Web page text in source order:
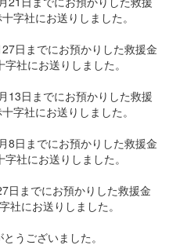
字社にお送りしました。
日までにお預かりした救援金
社にお送りしました。
13日までにお預かりした救援
字社にお送りしました。
8日までにお預かりした救援金
社にお送りしました。
日までにお預かりした救援金
社にお送りしました。
うございました。